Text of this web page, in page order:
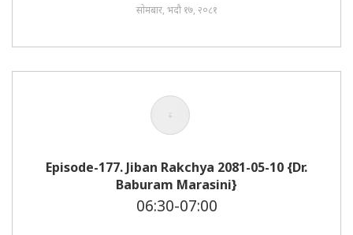
सोमबार, भदौ १७, २०८१
Episode-177. Jiban Rakchya 2081-05-10 {Dr.
Baburam Marasini}
06:30-07:00